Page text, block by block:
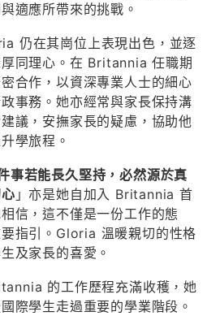
適應所帶來的挑戰。
仍在其崗位上表現出色，並逐
同理心。在 Britannia 任職期
合作，以資深專業人士的細心
事務。她亦經常與家長保持溝
議，安撫家長的疑慮，協助他
學旅程。
事若能長久堅持，必然源於真
」亦是她自加入 Britannia 首
信，這不僅是一份工作的態
指引。Gloria 溫暖親切的性格
及家長的喜愛。
的工作歷程充滿收穫，她
際學生走過重要的學業階段。